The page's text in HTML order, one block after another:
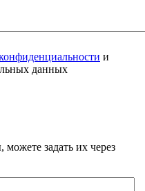
и
данных
задать их через